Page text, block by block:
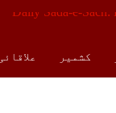
کشمیر